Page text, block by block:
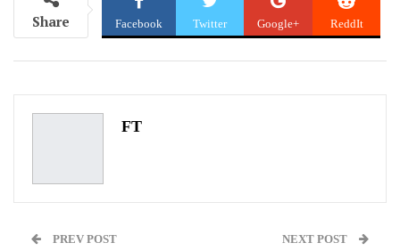
Share Facebook Twitter Google+ ReddIt
FT
PREV POST NEXT POST